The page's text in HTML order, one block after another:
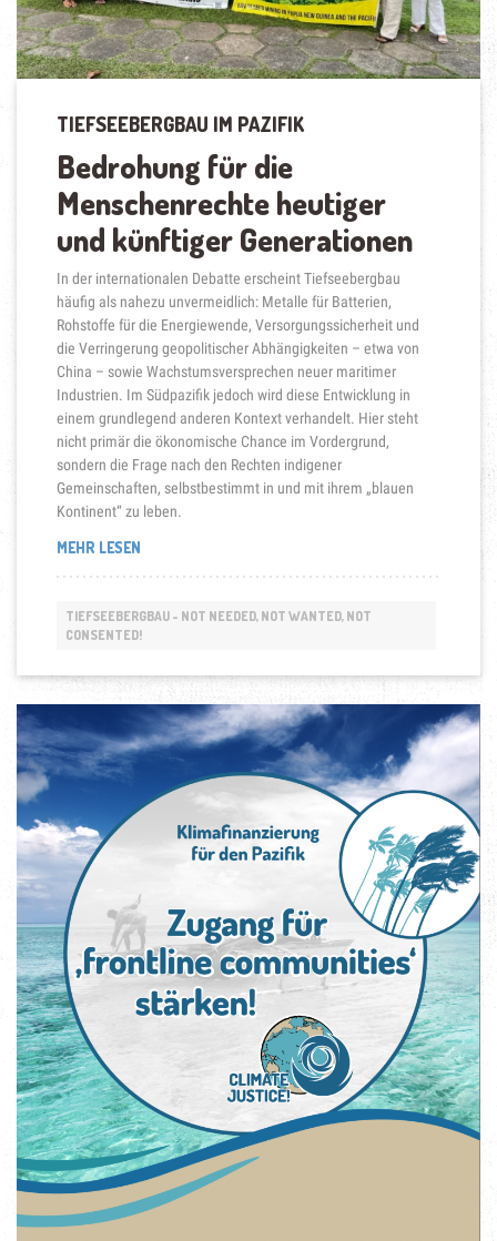
TIEFSEEBERGBAU IM PAZIFIK
Bedrohung für die
Menschenrechte heutiger
und künftiger Generationen
In der internationalen Debatte erscheint Tiefseebergbau
häufig als nahezu unvermeidlich: Metalle für Batterien,
Rohstoffe für die Energiewende, Versorgungssicherheit und
die Verringerung geopolitischer Abhängigkeiten – etwa von
China – sowie Wachstumsversprechen neuer maritimer
Industrien. Im Südpazifik jedoch wird diese Entwicklung in
einem grundlegend anderen Kontext verhandelt. Hier steht
nicht primär die ökonomische Chance im Vordergrund,
sondern die Frage nach den Rechten indigener
Gemeinschaften, selbstbestimmt in und mit ihrem „blauen
Kontinent“ zu leben.
MEHR LESEN„TIEFSEEBERGBAU
TIEFSEEBERGBAU - NOT NEEDED, NOT WANTED, NOT
CONSENTED!